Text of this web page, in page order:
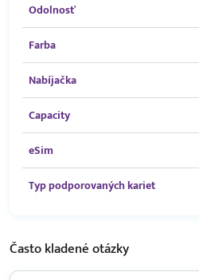
Odolnosť
Farba
Nabíjačka
Capacity
eSim
Typ podporovaných kariet
Často kladenéotázky